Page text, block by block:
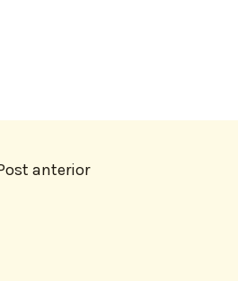
anterior